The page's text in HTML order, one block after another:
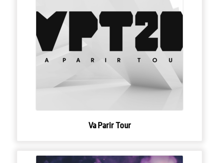
Va Parir Tour